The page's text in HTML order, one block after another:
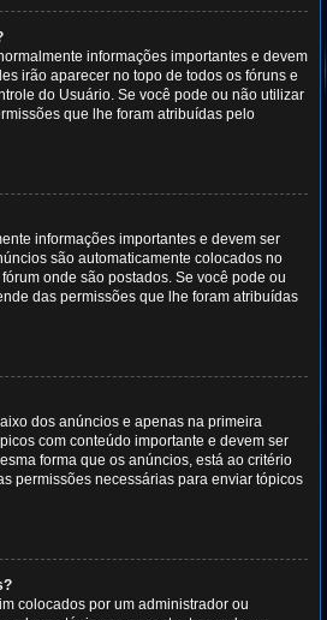
informações importantes e devem
irão aparecer no topo de todos os fóruns e
do Usuário. Se você pode ou não utilizar
que lhe foram atribuídas pelo
informações importantes e devem ser
são automaticamente colocados no
onde são postados. Se você pode ou
das permissões que lhe foram atribuídas
dos anúncios e apenas na primeira
com conteúdo importante e devem ser
forma que os anúncios, está ao critério
permissões necessárias para enviar tópicos
colocados por um administrador ou